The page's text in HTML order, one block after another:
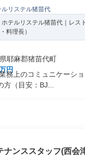
リステル猪苗代
テルリステル猪苗代｜レス
料理長）
耶麻郡猪苗代町
円
務上のコミュニケーシ
（目安：BJ...
ナンススタッフ(西会